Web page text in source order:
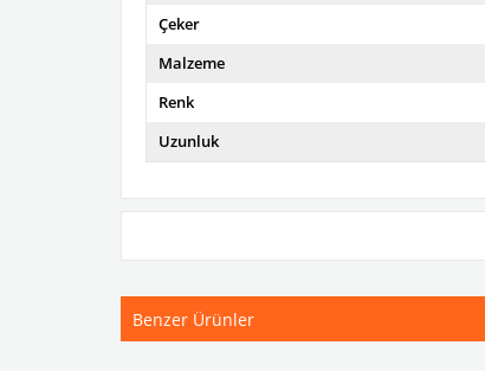
Çeker
Malzeme
Renk
Uzunluk
Benzer Ürünler